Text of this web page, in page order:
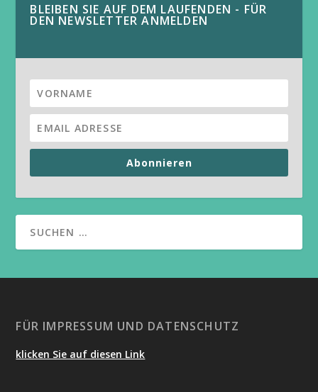
BLEIBEN SIE AUF DEM LAUFENDEN - FÜR
DEN NEWSLETTER ANMELDEN
Abonnieren
FÜR IMPRESSUM UND DATENSCHUTZ
klicken Sie auf diesen Link